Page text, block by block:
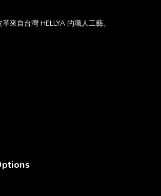
自台灣 HELLYA 的職人工藝。